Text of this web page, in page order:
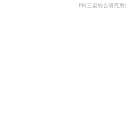
PR(三菱総合研究所)